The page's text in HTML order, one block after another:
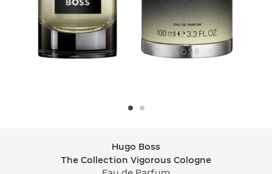
Hugo Boss The Collection Vigorous
Hugo Boss
The Collection Vigorous Cologne